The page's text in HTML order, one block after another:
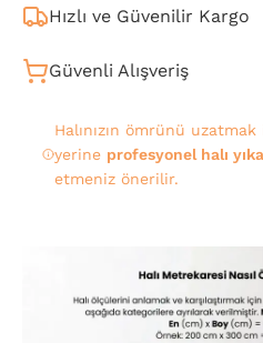
Hızlı ve Güvenilir Kargo
Güvenli Alışveriş
Halınızın ömrünü
yerine profesyonel halı
etmeniz önerilir.